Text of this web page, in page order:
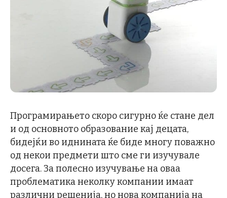
Програмирањето скоро сигурно ќе стане дел
и од основното образование кај децата,
бидејќи во иднината ќе биде многу поважно
од некои предмети што сме ги изучувале
досега. За полесно изучување на оваа
проблематика неколку компании имаат
различни решенија, но нова компанија на